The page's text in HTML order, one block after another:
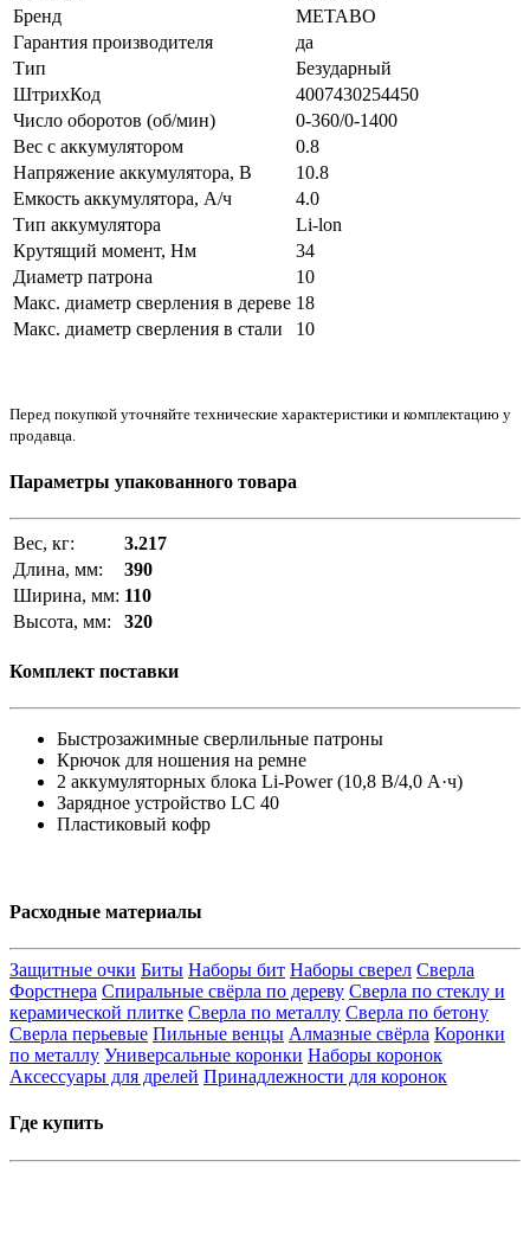
Бренд
METABO
Гарантия производителя
да
Тип
Безударный
ШтрихКод
4007430254450
Число оборотов (об/мин)
0-360/0-1400
Вес с аккумулятором
0.8
Напряжение аккумулятора, В
10.8
Емкость аккумулятора, А/ч
4.0
Тип аккумулятора
Li-lon
Крутящий момент, Нм
34
Диаметр патрона
10
Макс. диаметр сверления в дереве 18
Макс. диаметр сверления в стали
10
Перед покупкой уточняйте технические характеристики и комплектацию у
продавца.
Параметры упакованного товара
Вес, кг:
3.217
Длина, мм:
390
Ширина, мм: 110
Высота, мм:
320
Комплект поставки
Быстрозажимные сверлильные патроны
Крючок для ношения на ремне
2 аккумуляторных блока Li-Power (10,8 В/4,0 А·ч)
Зарядное устройство LC 40
Пластиковый кофр
Расходные материалы
Защитные очки Биты Наборы бит Наборы сверел Сверла
Форстнера Спиральные свёрла по дереву Сверла по стеклу и
керамической плитке Сверла по металлу Сверла по бетону
Сверла перьевые Пильные венцы Алмазные свёрла Коронки
по металлу Универсальные коронки Наборы коронок
Аксессуары для дрелей Принадлежности для коронок
Где купить